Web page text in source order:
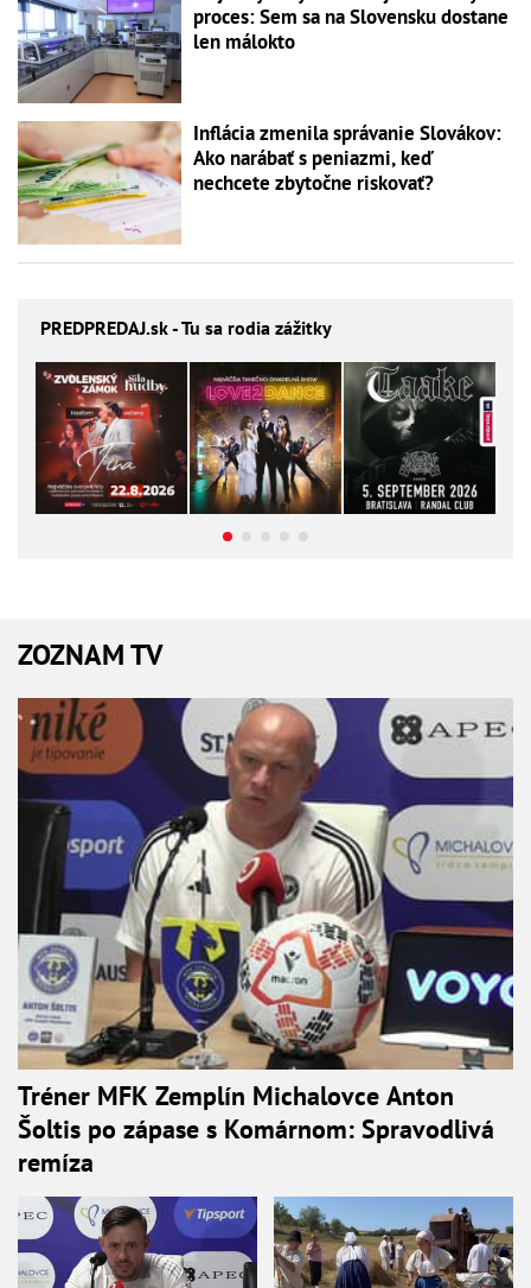
proces: Sem sa na Slovensku dostane
len málokto
Inflácia zmenila správanie Slovákov:
Ako narábať s peniazmi, keď
nechcete zbytočne riskovať?
PREDPREDAJ.sk - Tu sa rodia zážitky
ZOZNAM TV
Tréner MFK Zemplín Michalovce Anton
Šoltis po zápase s Komárnom: Spravodlivá
remíza